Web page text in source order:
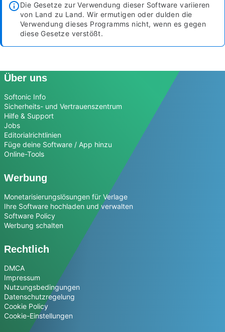
Die Gesetze zur Verwendung dieser Software variieren
von Land zu Land. Wir ermutigen oder dulden die
Verwendung dieses Programms nicht, wenn es gegen
diese Gesetze verstößt.
Über uns
Softonic Info
Sicherheits- und Vertrauenszentrum
Hilfe & Support
Jobs
Editorialrichtlinien
Füge deine Software / App hinzu
Online-Tools
Werbung
Monetarisierungslösungen für Verlage
Ihre Software hochladen und verwalten
Software Policy
Werbung schalten
Rechtlich
DMCA
Impressum
Nutzungsbedingungen
Datenschutzregelung
Cookie Policy
Cookie-Einstellungen